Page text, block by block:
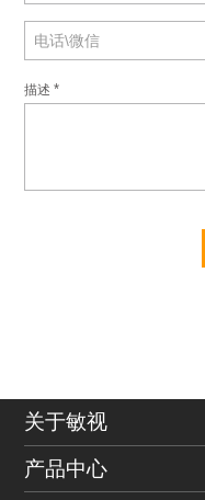
描述*
关于敏视
产品中心